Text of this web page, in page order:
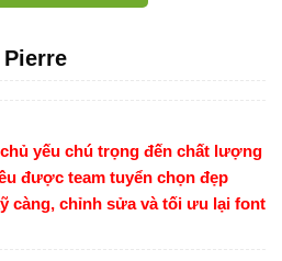
yếu chú trọng đến chất lượng
được team tuyển chọn đẹp
càng, chỉnh sửa và tối ưu lại font